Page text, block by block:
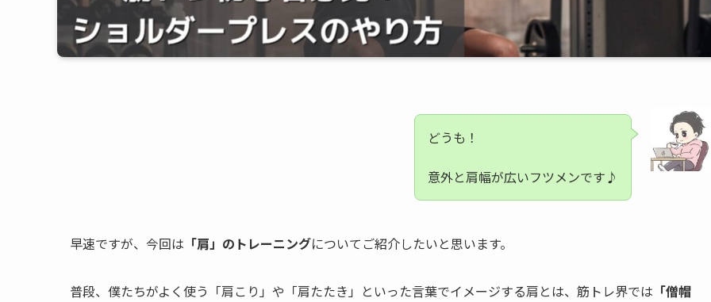
どうも！
意外と肩幅が広いフツメンです♪
早速ですが、今回は 「肩」のトレーニングについてご紹介したいと思います。
普段、僕たちがよく使う「肩こり」や「肩たたき」といった言葉でイメージする肩とは、筋トレ界では 「僧帽